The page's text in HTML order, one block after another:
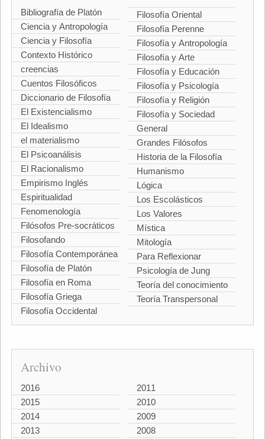
Bibliografía de Platón
Ciencia y Antropología
Ciencia y Filosofía
Contexto Histórico
creencias
Cuentos Filosóficos
Diccionario de Filosofía
El Existencialismo
El Idealismo
el materialismo
El Psicoanálisis
El Racionalismo
Empirismo Inglés
Espiritualidad
Fenomenología
Filósofos Pre-socráticos
Filosofando
Filosofía Contemporánea
Filosofía de Platón
Filosofía en Roma
Filosofía Griega
Filosofía Occidental
Filosofía Oriental
Filosofía Perenne
Filosofía y Antropología
Filosofía y Arte
Filosofía y Educación
Filosofía y Psicología
Filosofía y Religión
Filosofía y Sociedad
General
Grandes Filósofos
Historia de la Filosofía
Humanismo
Lógica
Los Escolásticos
Los Valores
Mística
Mitología
Para Reflexionar
Psicología de Jung
Teoría del conocimiento
Teoría Transpersonal
Archivo
2016
2015
2014
2013
2011
2010
2009
2008